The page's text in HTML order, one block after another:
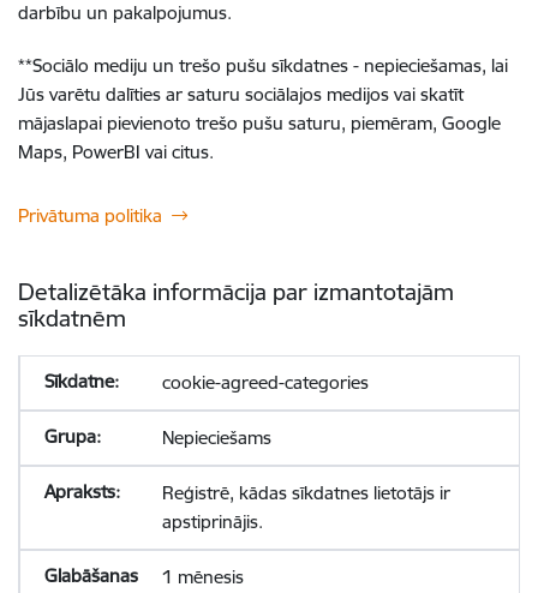
darbību un pakalpojumus.
**Sociālo mediju un trešo pušu sīkdatnes - nepieciešamas, lai
Jūs varētu dalīties ar saturu sociālajos medijos vai skatīt
mājaslapai pievienoto trešo pušu saturu, piemēram, Google
Maps, PowerBI vai citus.
Privātuma politika
Detalizētāka informācija par izmantotajām
sīkdatnēm
cookie-agreed-categories
Nepieciešams
Reģistrē, kādas sīkdatnes lietotājs ir
apstiprinājis.
1 mēnesis